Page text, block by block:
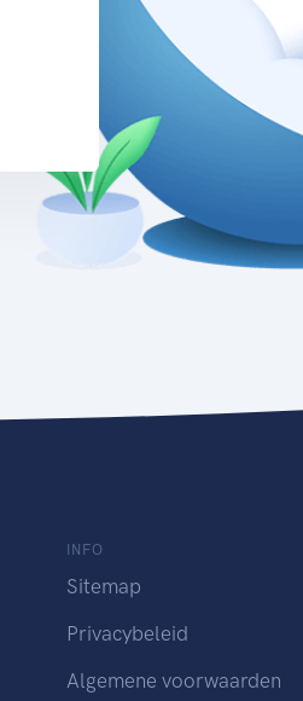
INFO
Sitemap
Privacybeleid
Algemene voorwaarden